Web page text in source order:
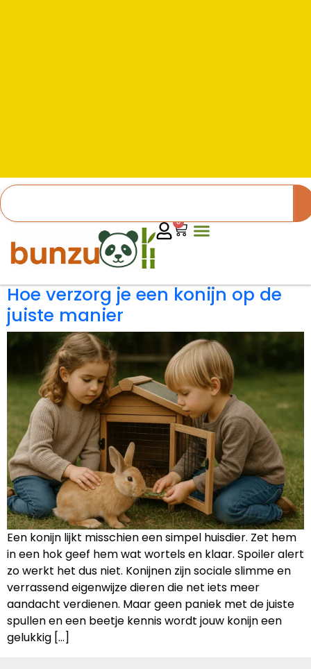
0
Hoe verzorg je een konijn op de
juiste manier
Een konijn lijkt misschien een simpel huisdier. Zet hem
in een hok geef hem wat wortels en klaar. Spoiler alert
zo werkt het dus niet. Konijnen zijn sociale slimme en
verrassend eigenwijze dieren die net iets meer
aandacht verdienen. Maar geen paniek met de juiste
spullen en een beetje kennis wordt jouw konijn een
gelukkig […]